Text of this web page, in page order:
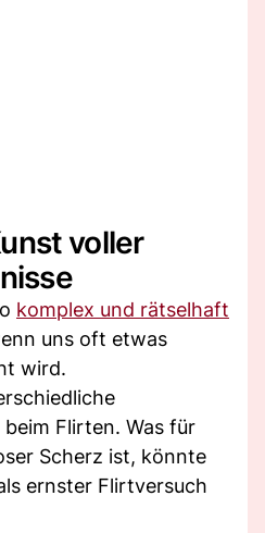
voller
komplex und rätselhaft
uns oft etwas
wird.
Flirten. Was für
Scherz ist, könnte
ernster Flirtversuch